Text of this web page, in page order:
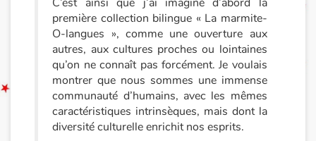
Amour et amitié
Sujets de société
Émotions et sentiments
Formats et illustrations
première collection bilingue « La marmite-
O-langues », comme une ouverture aux
autres, aux cultures proches ou lointaines
qu’on ne connaît pas forcément. Je voulais
montrer que nous sommes une immense
communauté d’humains, avec les mêmes
caractéristiques intrinsèques, mais dont la
diversité culturelle enrichit nos esprits.